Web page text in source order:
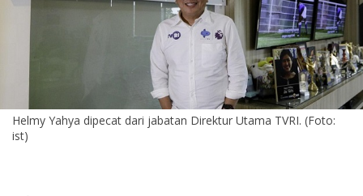
Helmy Yahya dipecat dari jabatan Direktur Utama TVRI. (Foto:
ist)